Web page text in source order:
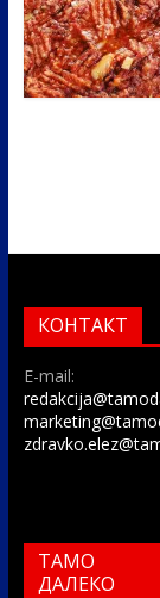
КОНТАКТ
E-mail:
ТАМО
ДАЛЕКО